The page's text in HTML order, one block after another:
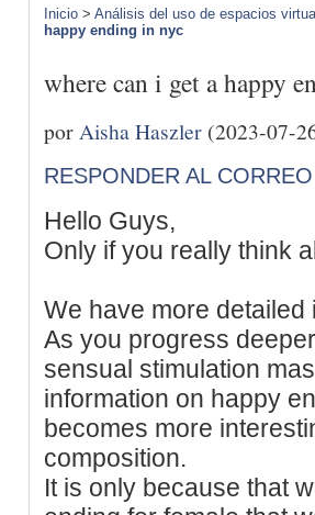
Inicio > Análisis del uso de espacios
happy ending in nyc
where can i get a happy
por Aisha Haszler (2023-07-
RESPONDER AL
Hello Guys,
Only if you really think
We have more
As you progress
sensual stimulation
information on happy
becomes more
composition.
It is only because that